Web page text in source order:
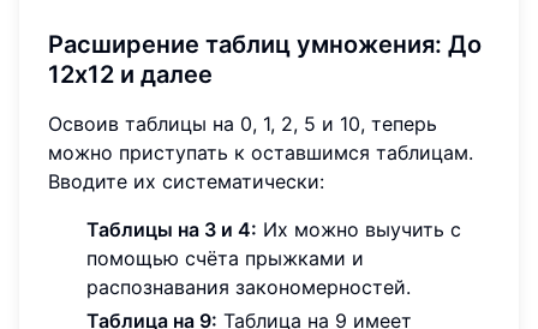
Расширение таблиц умножения: До
12x12 и далее
Освоив таблицы на 0, 1, 2, 5 и 10, теперь
можно приступать к оставшимся таблицам.
Вводите их систематически:
Таблицы на 3 и 4: Их можно выучить с
помощью счёта прыжками и
распознавания закономерностей.
Таблица на 9: Таблица на 9 имеет